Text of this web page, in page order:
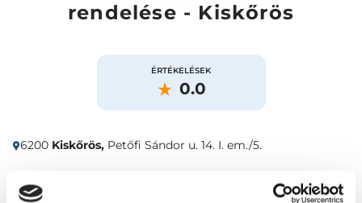
rendelése - Kiskőrös
ÉRTÉKELÉSEK
0.0
6200 Kiskőrös, Petőfi Sándor u. 14. I. em./5.
Időpontfoglalás Vélemények